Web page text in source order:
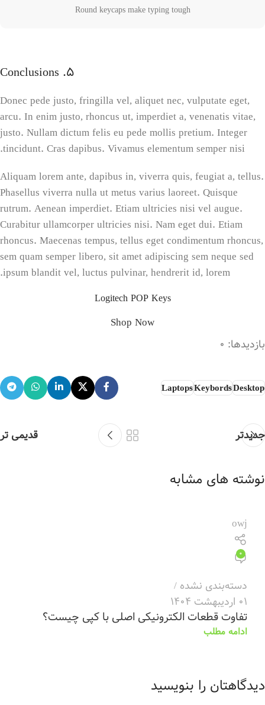
Round keycaps make typing tough
5. Conclusions
Donec pede justo, fringilla vel, aliquet nec, vulputate eget,
arcu. In enim justo, rhoncus ut, imperdiet a, venenatis vitae,
justo. Nullam dictum felis eu pede mollis pretium. Integer
tincidunt. Cras dapibus. Vivamus elementum semper nisi.
Aliquam lorem ante, dapibus in, viverra quis, feugiat a, tellus.
Phasellus viverra nulla ut metus varius laoreet. Quisque
rutrum. Aenean imperdiet. Etiam ultricies nisi vel augue.
Curabitur ullamcorper ultricies nisi. Nam eget dui. Etiam
rhoncus. Maecenas tempus, tellus eget condimentum rhoncus,
sem quam semper libero, sit amet adipiscing sem neque sed
ipsum blandit vel, luctus pulvinar, hendrerit id, lorem.
Logitech POP Keys
Shop Now
بازدیدها: 0
Desktop
Keybords
Laptops
جدیدتر قدیمی تر
نوشته های مشابه
owj
0
دسته‌بندی نشده
01 اردیبهشت 1404
تفاوت قطعات الکترونیکی اصلی با کپی چیست؟
ادامه مطلب
دیدگاهتان را بنویسید